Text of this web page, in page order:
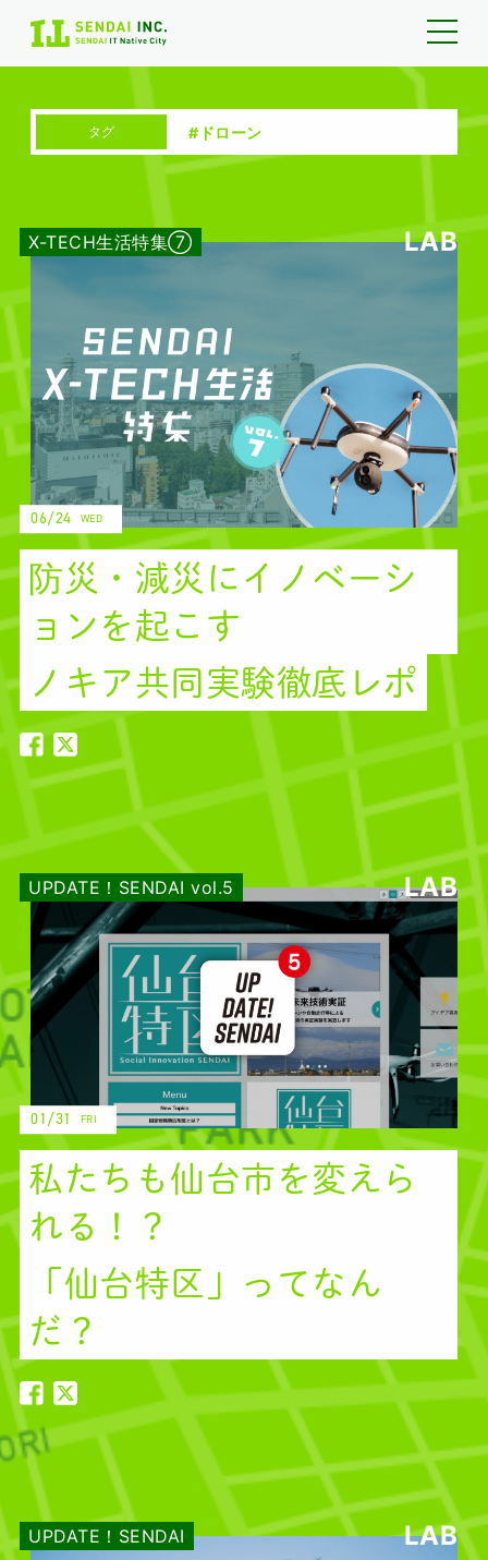
タグ #ドローン
LAB
06/24 WED
防災・減災にイノベーシ
ョンを起こす
ノキア共同実験徹底レポ
防災・減災にイノベーシ
防災・減災にイノベー
X-TECH生活特集⑦
LAB
01/31 FRI
私たちも仙台市を変えら
れる！？
「仙台特区」ってなん
だ？
私たちも仙台市を変えら
私たちも仙台市を変え
UPDATE！SENDAI vol.5
LAB
UPDATE！SENDAI